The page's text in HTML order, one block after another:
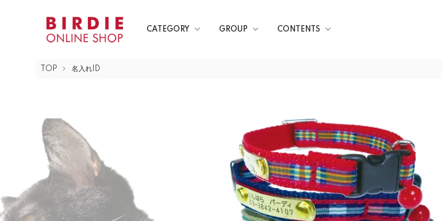
CATEGORY GROUP CONTENTS
TOP 名入れID